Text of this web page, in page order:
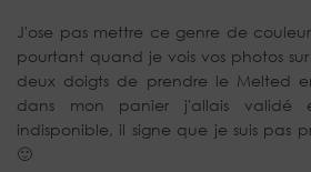
J'ose pas mettre ce genre de
pourtant quand je vois vos photos
deux doigts de prendre le Melted
dans mon panier j'allais
indisponible, il signe que je suis pas
🙂